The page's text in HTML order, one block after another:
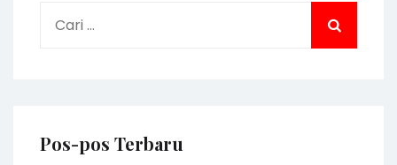
untuk:
Pos-pos Terbaru